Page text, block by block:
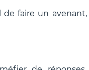
faire un